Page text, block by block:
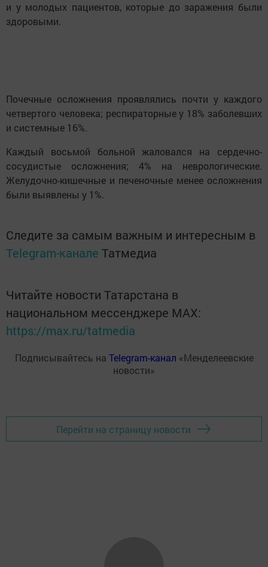
и у молодых пациентов, которые до заражения были
здоровыми.
Почечные осложнения проявлялись почти у каждого
четвертого человека; респираторные у 18% заболевших
и системные 16%.
Каждый восьмой больной жаловался на сердечно-
сосудистые осложнения; 4% на неврологические.
Желудочно-кишечные и печеночные менее осложнения
были выявлены у 1%.
Следите за самым важным и интересным в
Telegram-канале Татмедиа
Читайте новости Татарстана в
национальном мессенджере MАХ:
https://max.ru/tatmedia
Подписывайтесь на Telegram-канал «Менделеевские
новости»
Перейти на страницу новости